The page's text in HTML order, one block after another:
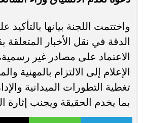
واختتمت اللجنة بيانها
الدقة في نقل الأخبار
الاعتماد على مصادر غير
الإعلام إلى الالتزام بالمهنية
تغطية التطورات الميدانية
بما يخدم الحقيقة ويجنب إثارة